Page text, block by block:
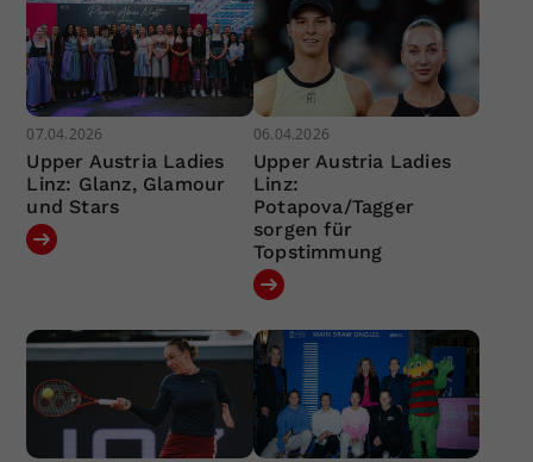
07.04.2026
Upper Austria Ladies
Linz: Glanz, Glamour
und Stars
06.04.2026
Upper Austria Ladies
Linz:
Potapova/Tagger
sorgen für
Topstimmung